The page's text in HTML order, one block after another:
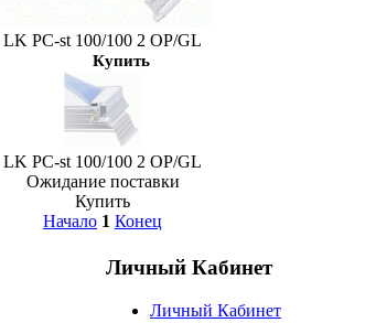
LK PC-st 100/100 2 OP/GL
Купить
LK PC-st 100/100 2 OP/GL
Ожидание поставки
Купить
Начало 1 Конец
Личный Кабинет
Личный Кабинет